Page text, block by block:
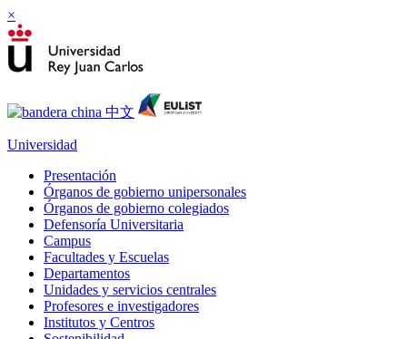
×
Universidad
Presentación
Órganos de gobierno unipersonales
Órganos de gobierno colegiados
Defensoría Universitaria
Campus
Facultades y Escuelas
Departamentos
Unidades y servicios centrales
Profesores e investigadores
Institutos y Centros